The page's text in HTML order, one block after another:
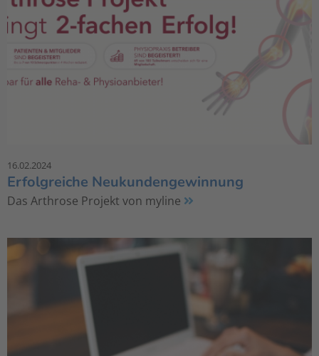
16.02.2024
Erfolgreiche Neukundengewinnung
Das Arthrose Projekt von myline